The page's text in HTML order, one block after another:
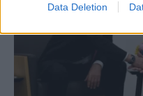
Data Deletion